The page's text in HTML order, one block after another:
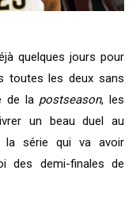
quelques jours pour
toutes les deux sans
de la postseason, les
un beau duel au
la série qui va avoir
des demi-finales de